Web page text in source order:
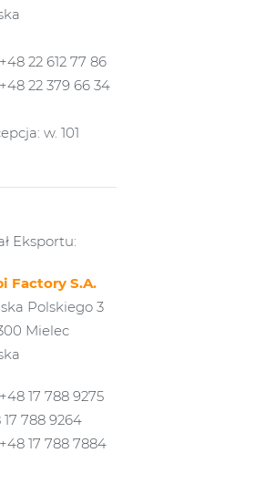
22 612 77 86
22 379 66 34
w. 101
Eksportu:
Factory S.A.
Polskiego 3
Mielec
17 788 9275
17 788 9264
17 788 7884